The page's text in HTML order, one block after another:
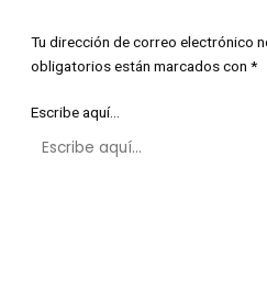
Tu dirección de correo electrónico
obligatorios están marcados con *
Escribe aquí...